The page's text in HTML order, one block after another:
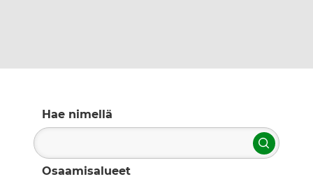
Hae nimellä
Hae
Osaamisalueet